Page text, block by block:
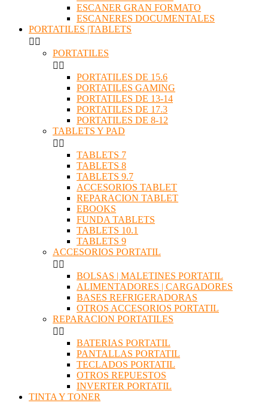
ESCANER GRAN FORMATO
ESCANERES DOCUMENTALES
PORTATILES |TABLETS
 
PORTATILES
 
PORTATILES DE 15.6
PORTATILES GAMING
PORTATILES DE 13-14
PORTATILES DE 17.3
PORTATILES DE 8-12
TABLETS Y PAD
 
TABLETS 7
TABLETS 8
TABLETS 9.7
ACCESORIOS TABLET
REPARACION TABLET
EBOOKS
FUNDA TABLETS
TABLETS 10.1
TABLETS 9
ACCESORIOS PORTATIL
 
BOLSAS | MALETINES PORTATIL
ALIMENTADORES | CARGADORES
BASES REFRIGERADORAS
OTROS ACCESORIOS PORTATIL
REPARACION PORTATILES
 
BATERIAS PORTATIL
PANTALLAS PORTATIL
TECLADOS PORTATIL
OTROS REPUESTOS
INVERTER PORTATIL
TINTA Y TONER